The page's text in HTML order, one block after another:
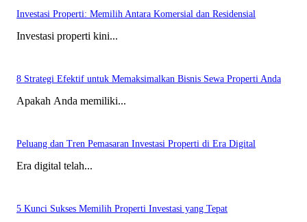
Investasi Properti: Memilih Antara Komersial dan Residensial
Investasi properti kini...
8 Strategi Efektif untuk Memaksimalkan Bisnis Sewa Properti Anda
Apakah Anda memiliki...
Peluang dan Tren Pemasaran Investasi Properti di Era Digital
Era digital telah...
5 Kunci Sukses Memilih Properti Investasi yang Tepat